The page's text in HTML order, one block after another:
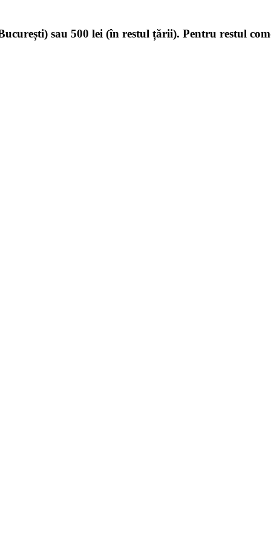
sau 500 lei (în restul țării). Pentru restul